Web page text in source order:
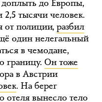
до Европы,
тысячи человек.
от полиции, разбил
один нелегальный
в чемодане,
границу. Он тоже
в Австрии
. На берег
отеля вынесло тело